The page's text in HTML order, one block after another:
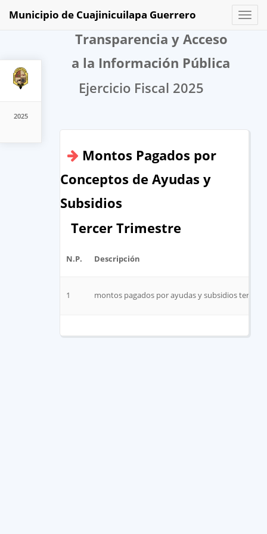
2025
Toggle
Municipio de Cuajinicuilapa Guerrero
Transparencia y Acceso
a la Información Pública
Ejercicio Fiscal 2025
Montos Pagados por
Conceptos de Ayudas y
Subsidios
Tercer Trimestre
N.P. Descripción
1 montos pagados por ayudas y subsidios tercer